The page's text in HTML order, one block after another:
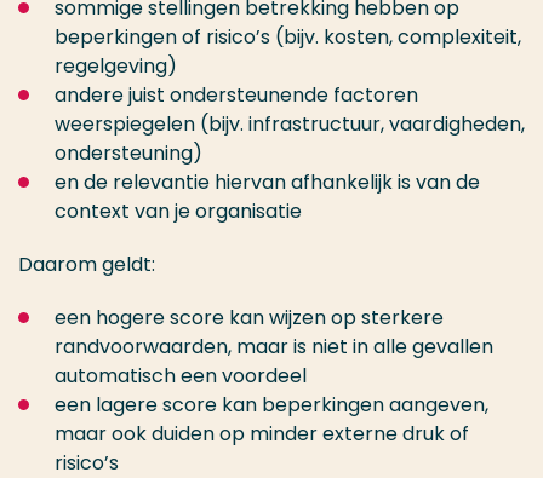
sommige stellingen betrekking hebben op
beperkingen of risico’s (bijv. kosten, complexiteit,
regelgeving)
andere juist ondersteunende factoren
weerspiegelen (bijv. infrastructuur, vaardigheden,
ondersteuning)
en de relevantie hiervan afhankelijk is van de
context van je organisatie
Daarom geldt:
een hogere score kan wijzen op sterkere
randvoorwaarden, maar is niet in alle gevallen
automatisch een voordeel
een lagere score kan beperkingen aangeven,
maar ook duiden op minder externe druk of
risico’s